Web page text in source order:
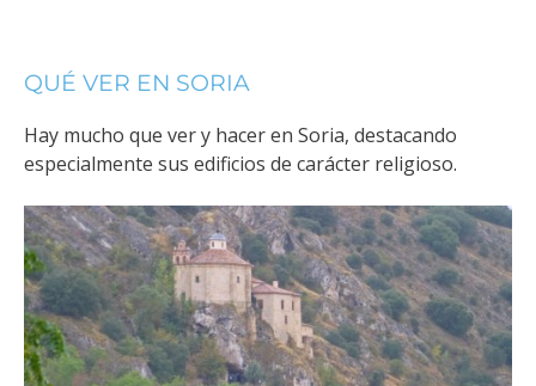
QUÉ VER EN SORIA
Hay mucho que ver y hacer en Soria, destacando
especialmente sus edificios de carácter religioso.